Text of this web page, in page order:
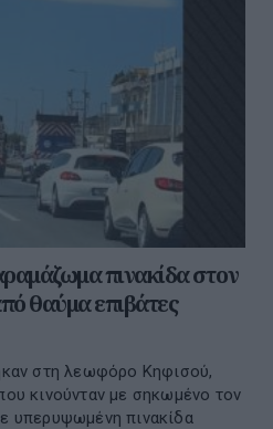
πινακίδα στον
θαύμα επιβάτες
στη λεωφόρο Κηφισού,
κινούνταν με σηκωμένο τον
υπερυψωμένη πινακίδα